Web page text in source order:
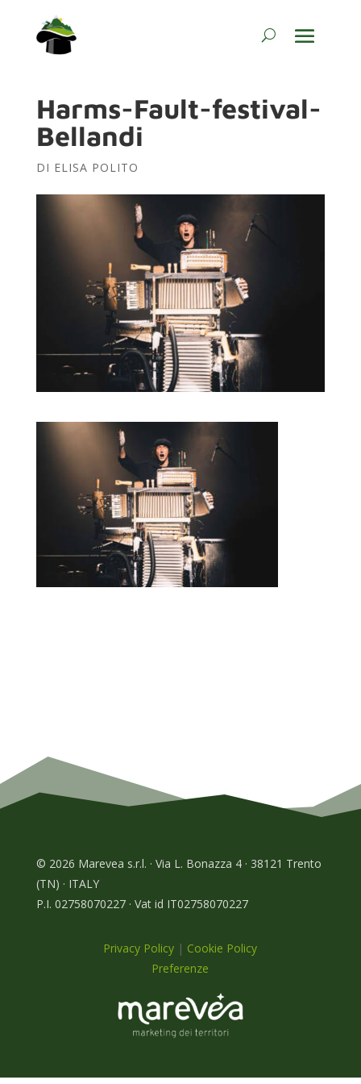
Harms-Fault-festival-
Bellandi
DI ELISA POLITO
© 2026 Marevea s.r.l. · Via L. Bonazza 4 · 38121 Trento
(TN) · ITALY
P.I. 02758070227 · Vat id IT02758070227
Privacy Policy | Cookie Policy
Preferenze